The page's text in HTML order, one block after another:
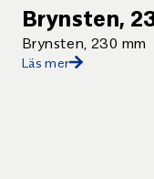
Brynsten,
Brynsten, 230 mm
Läs mer